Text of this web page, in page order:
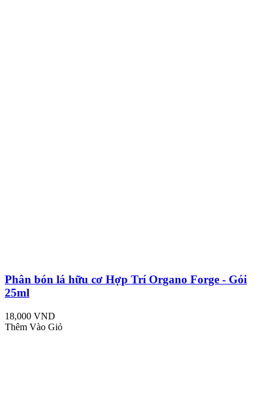
Phân bón lá hữu cơ Hợp Trí Organo Forge - Gói
25ml
18,000 VND
Thêm Vào Giỏ